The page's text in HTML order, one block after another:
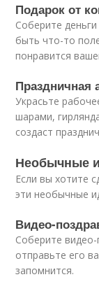
Подарок от
Соберите
быть что-то
понравится
Праздничная
Украсьте
шарами,
создаст
Необычные
Если вы хотите
эти необычные
Видео-
Соберите видео-
отправьте его
запомнится.